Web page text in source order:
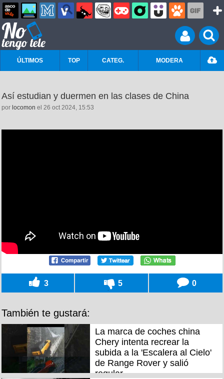
ÚLTIMOS TOP CATEG. MODERA
Así estudian y duermen en las clases de China
por locomon el 26 oct 2024, 15:53
3 5 0
También te gustará:
La marca de coches china
Chery intenta recrear la
subida a la 'Escalera al Cielo'
de Range Rover y salió
regular